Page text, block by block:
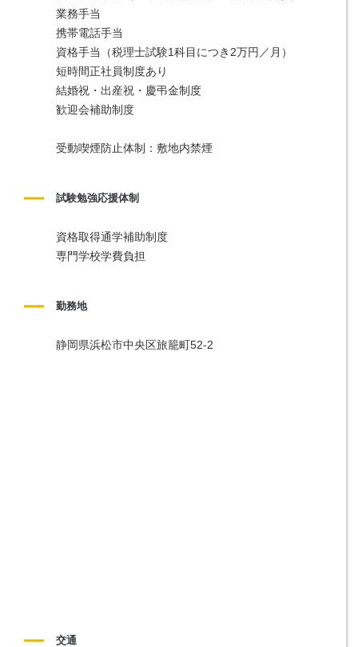
業務手当
携帯電話手当
資格手当（税理士試験1科目につき2万円／月）
短時間正社員制度あり
結婚祝・出産祝・慶弔金制度
歓迎会補助制度
受動喫煙防止体制：敷地内禁煙
試験勉強応援体制
資格取得通学補助制度
専門学校学費負担
勤務地
静岡県浜松市中央区旅籠町52-2
交通